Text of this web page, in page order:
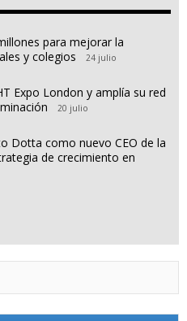
para mejorar la
y colegios
24 julio
Expo London y amplía su red
20 julio
Dotta como nuevo CEO de la
de crecimiento en